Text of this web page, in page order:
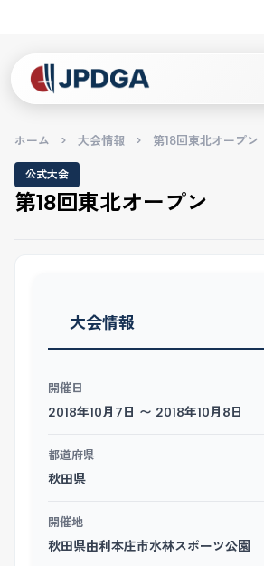
ホーム > 大会情報 > 第18回東北オープン
公式大会
第18回東北オープン
大会情報
開催日
2018年10月7日 〜 2018年10月8日
都道府県
秋田県
開催地
秋田県由利本庄市水林スポーツ公園